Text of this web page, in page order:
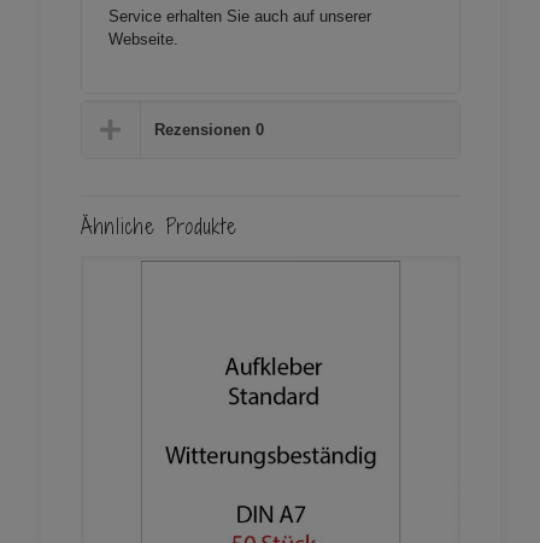
Service erhalten Sie auch auf unserer
Webseite.
Rezensionen 0
Ähnliche Produkte